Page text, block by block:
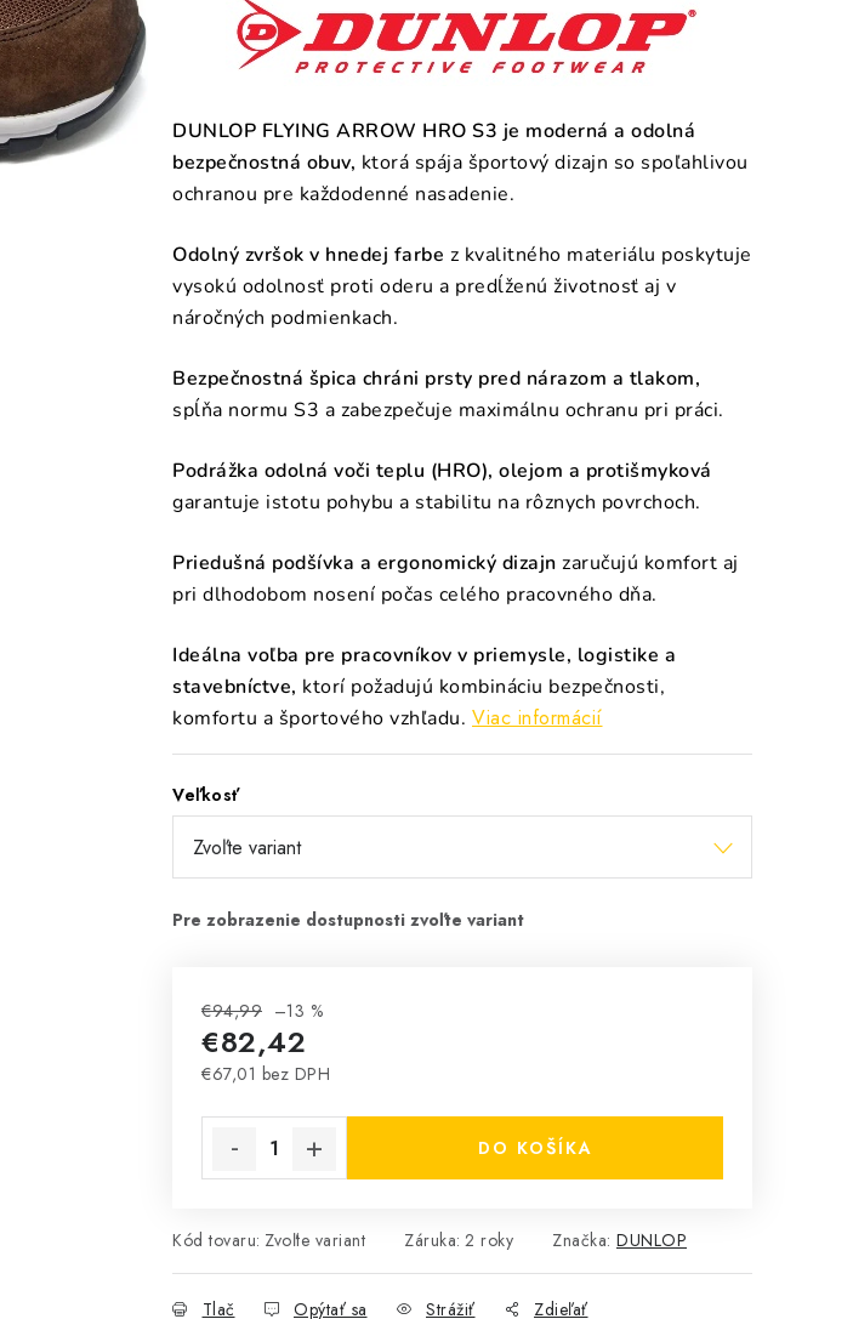
DUNLOP FLYING ARROW HRO S3 je moderná a odolná
bezpečnostná obuv, ktorá spája športový dizajn so spoľahlivou
ochranou pre každodenné nasadenie.
Odolný zvršok v hnedej farbe z kvalitného materiálu poskytuje
vysokú odolnosť proti oderu a predĺženú životnosť aj v
náročných podmienkach.
Bezpečnostná špica chráni prsty pred nárazom a tlakom,
spĺňa normu S3 a zabezpečuje maximálnu ochranu pri práci.
Podrážka odolná voči teplu (HRO), olejom a protišmyková
garantuje istotu pohybu a stabilitu na rôznych povrchoch.
Priedušná podšívka a ergonomický dizajn zaručujú komfort aj
pri dlhodobom nosení počas celého pracovného dňa.
Ideálna voľba pre pracovníkov v priemysle, logistike a
stavebníctve, ktorí požadujú kombináciu bezpečnosti,
komfortu a športového vzhľadu. Viac informácií
Veľkosť
€94,99 –13 %
€82,42
€67,01 bez DPH
DO KOŠÍKA
Kód tovaru: Zvoľte variant Záruka: 2 roky Značka: DUNLOP
Tlač Opýtať sa Strážiť Zdieľať